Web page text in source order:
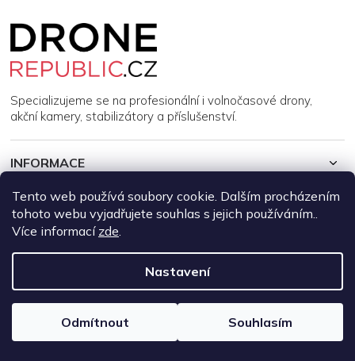
Tento web používá soubory cookie. Dalším procházením
tohoto webu vyjadřujete souhlas s jejich používáním..
Více informací zde.
Nastavení
Odmítnout Souhlasím
Specializujeme se na profesionální i volnočasové drony,
akční kamery, stabilizátory a příslušenství.
INFORMACE
MŮJ ÚČET
Copyright 2026DroneRepublic.cz. Všechna práva vyhrazena.
Upravit nastavení cookies